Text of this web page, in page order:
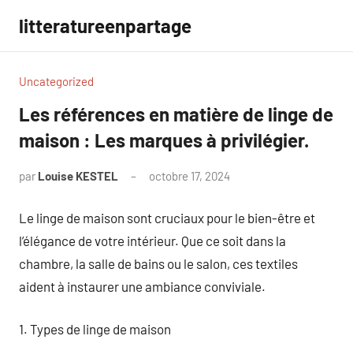
contenu
litteratureenpartage
Uncategorized
Les références en matière de linge de
maison : Les marques à privilégier.
par Louise KESTEL octobre 17, 2024
Le linge de maison sont cruciaux pour le bien-être et
l’élégance de votre intérieur. Que ce soit dans la
chambre, la salle de bains ou le salon, ces textiles
aident à instaurer une ambiance conviviale.
1. Types de linge de maison